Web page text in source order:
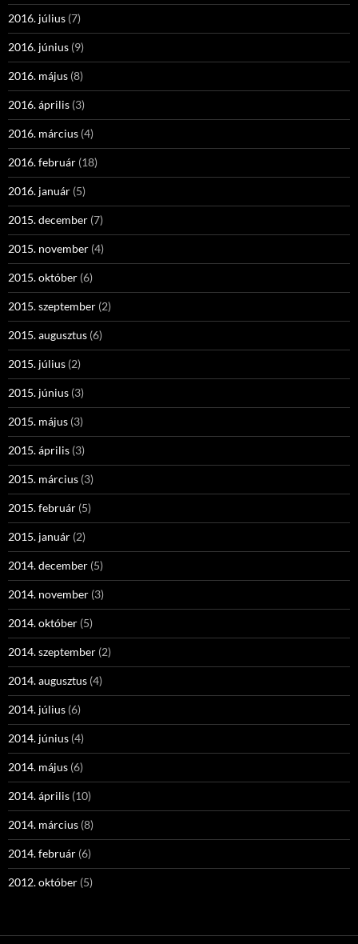
2016. július (7)
2016. június (9)
2016. május (8)
2016. április (3)
2016. március (4)
2016. február (18)
2016. január (5)
2015. december (7)
2015. november (4)
2015. október (6)
2015. szeptember (2)
2015. augusztus (6)
2015. július (2)
2015. június (3)
2015. május (3)
2015. április (3)
2015. március (3)
2015. február (5)
2015. január (2)
2014. december (5)
2014. november (3)
2014. október (5)
2014. szeptember (2)
2014. augusztus (4)
2014. július (6)
2014. június (4)
2014. május (6)
2014. április (10)
2014. március (8)
2014. február (6)
2012. október (5)